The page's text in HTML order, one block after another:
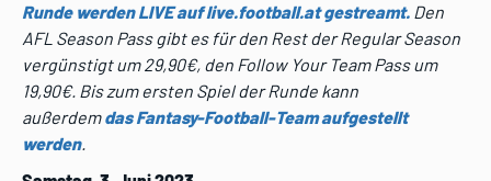
Runde werden LIVE auf live.football.at gestreamt. Den
AFL Season Pass gibt es für den Rest der Regular Season
vergünstigt um 29,90€, den Follow Your Team Pass um
19,90€. Bis zum ersten Spiel der Runde kann
außerdemdas Fantasy-Football-Team aufgestellt
werden.